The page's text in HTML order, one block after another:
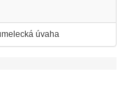
úvaha